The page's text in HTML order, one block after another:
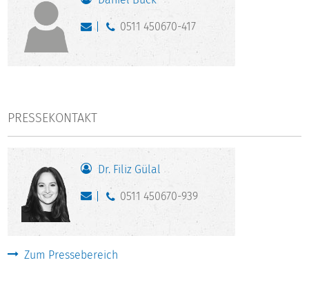
0511 450670-417
PRESSEKONTAKT
Dr. Filiz Gülal
0511 450670-939
Zum Pressebereich